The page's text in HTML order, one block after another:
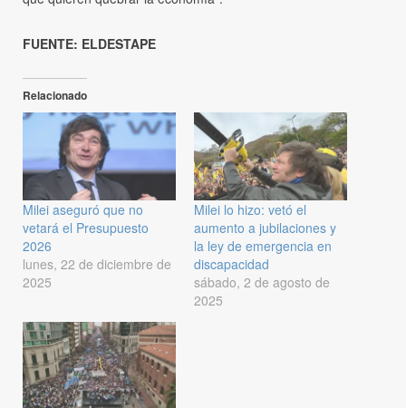
FUENTE: ELDESTAPE
Relacionado
Milei aseguró que no
vetará el Presupuesto
2026
lunes, 22 de diciembre de
2025
Milei lo hizo: vetó el
aumento a jubilaciones y
la ley de emergencia en
discapacidad
sábado, 2 de agosto de
2025